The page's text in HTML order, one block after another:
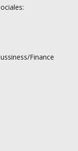
Finance